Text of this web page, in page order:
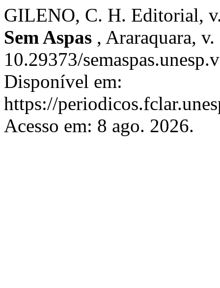
GILENO, C. H. Editorial,
Sem Aspas , Araraquara,
10.29373/
Disponível em:
https://
Acesso em: 8 ago. 2026.